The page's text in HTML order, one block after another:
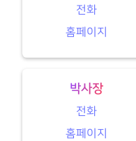
전화
홈페이지
박사장
전화
홈페이지